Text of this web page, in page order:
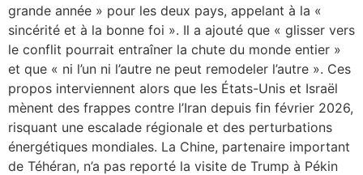
grande année » pour les deux pays, appelant à la «
sincérité et à la bonne foi ». Il a ajouté que « glisser vers
le conflit pourrait entraîner la chute du monde entier »
et que « ni l’un ni l’autre ne peut remodeler l’autre ». Ces
propos interviennent alors que les États-Unis et Israël
mènent des frappes contre l’Iran depuis fin février 2026,
risquant une escalade régionale et des perturbations
énergétiques mondiales. La Chine, partenaire important
de Téhéran, n’a pas reporté la visite de Trump à Pékin